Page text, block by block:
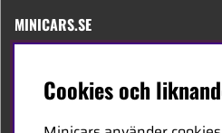
MINICARS.SE
Cookies och